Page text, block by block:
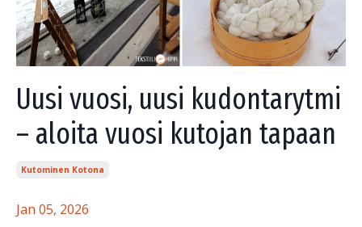
Uusi vuosi, uusi kudontarytmi
– aloita vuosi kutojan tapaan
Kutominen Kotona
Jan 05, 2026